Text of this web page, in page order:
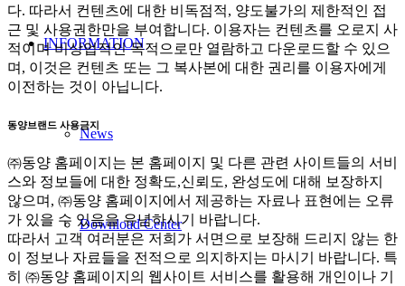
INFORMATION
News
Download Center
다. 따라서 컨텐츠에 대한 비독점적, 양도불가의 제한적인 접
근 및 사용권한만을 부여합니다. 이용자는 컨텐츠를 오로지 사
적이며 비상업적인 목적으로만 열람하고 다운로드할 수 있으
며, 이것은 컨텐츠 또는 그 복사본에 대한 권리를 이용자에게
이전하는 것이 아닙니다.
동양브랜드 사용금지
㈜동양 홈페이지는 본 홈페이지 및 다른 관련 사이트들의 서비
스와 정보들에 대한 정확도,신뢰도, 완성도에 대해 보장하지
않으며, ㈜동양 홈페이지에서 제공하는 자료나 표현에는 오류
가 있을 수 있음을 유념하시기 바랍니다.
따라서 고객 여러분은 저희가 서면으로 보장해 드리지 않는 한
이 정보나 자료들을 전적으로 의지하지는 마시기 바랍니다. 특
히 ㈜동양 홈페이지의 웹사이트 서비스를 활용해 개인이나 기